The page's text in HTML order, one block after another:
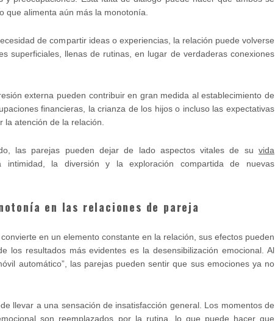
que alimenta aún más la monotonía.
de compartir ideas o experiencias, la relación puede volverse
superficiales, llenas de rutinas, en lugar de verdaderas conexiones
externa pueden contribuir en gran medida al establecimiento de
financieras, la crianza de los hijos o incluso las expectativas
la atención de la relación.
las parejas pueden dejar de lado aspectos vitales de su vida
intimidad, la diversión y la exploración compartida de nuevas
en las relaciones de pareja
en un elemento constante en la relación, sus efectos pueden
los resultados más evidentes es la desensibilización emocional. Al
automático”, las parejas pueden sentir que sus emociones ya no
llevar a una sensación de insatisfacción general. Los momentos de
son reemplazados por la rutina, lo que puede hacer que